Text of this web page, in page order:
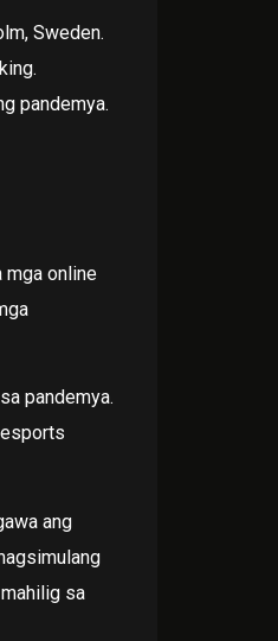
Sweden.
pandemya.
mga online
pandemya.
ang
sa